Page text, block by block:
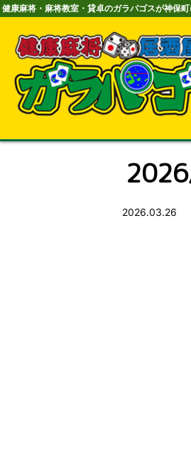
健康麻将・麻将教室・貸卓のガラパゴスが神保
2026.03.26